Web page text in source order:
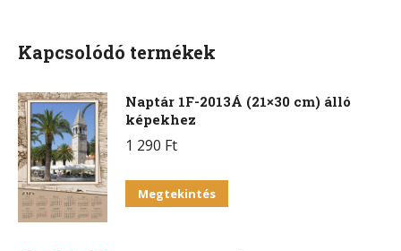
Kapcsolódó termékek
Naptár 1F-2013Á (21×30 cm) álló
képekhez
1 290 Ft
Megtekintés